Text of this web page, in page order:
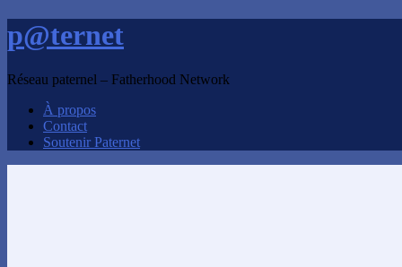
p@ternet
Réseau paternel – Fatherhood Network
À propos
Contact
Soutenir Paternet